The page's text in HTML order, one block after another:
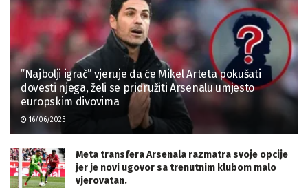
”Najbolji igrač” vjeruje da će Mikel Arteta pokušati
dovesti njega, želi se pridružiti Arsenalu umjesto
europskim divovima
16/06/2025
Meta transfera Arsenala razmatra svoje opcije
jer je novi ugovor sa trenutnim klubom malo
vjerovatan.